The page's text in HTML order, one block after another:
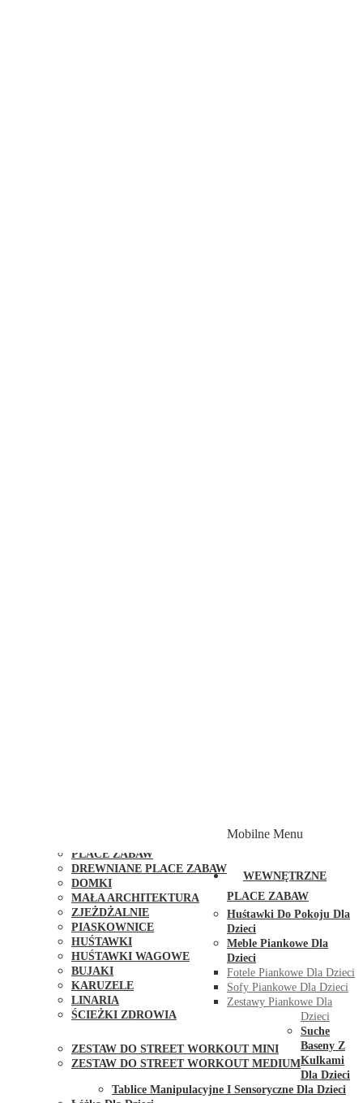
PLACE ZABAW
DREWNIANE PLACE ZABAW
DOMKI
MAŁA ARCHITEKTURA
ZJEŻDŻALNIE
PIASKOWNICE
HUŚTAWKI
HUŚTAWKI WAGOWE
BUJAKI
KARUZELE
LINARIA
ŚCIEŻKI ZDROWIA
ZESTAW DO STREET WORKOUT MINI
ZESTAW DO STREET WORKOUT MEDIUM
Mobilne Menu
WEWNĘTRZNE
PLACE ZABAW
Huśtawki Do Pokoju Dla
Dzieci
Meble Piankowe Dla
Dzieci
Fotele Piankowe Dla Dzieci
Sofy Piankowe Dla Dzieci
Zestawy Piankowe Dla
Dzieci
Suche
Baseny Z
Kulkami
Dla Dzieci
Tablice Manipulacyjne I Sensoryczne Dla Dzieci